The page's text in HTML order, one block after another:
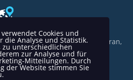
und wir arbeiten sehr hart daran,
zu stellen.
Cookies und
die Analyse und Statistik.
zu unterschiedlichen
zur Analyse und für
Mitteilungen. Durch
der Website stimmen Sie